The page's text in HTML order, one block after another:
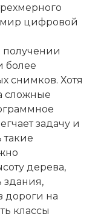
цифровой
получении
более
снимков. Хотя
сложные
задачу и
такие
дерева,
здания,
дороги на
классы